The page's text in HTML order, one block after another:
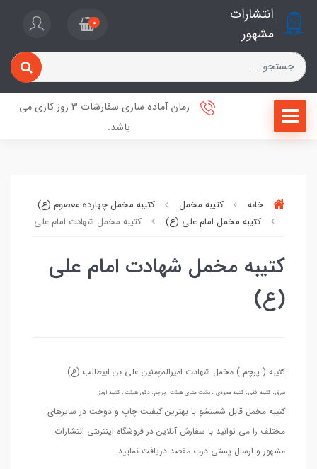
انتشارات
مشهور
0
زمان آماده سازی سفارشات 3 روز کاری می
باشد.
خانه کتیبه مخمل
کتیبه مخمل چهارده معصوم (ع)
کتیبه مخمل امام علی (ع)
کتیبه مخمل شهادت امام علی (ع)
کتیبه مخمل شهادت امام علی
(ع)
کتیبه ( پرچم ) مخمل شهادت امیرالمومنین علی بن ابیطالب (ع)
بیرق ، کتیبه افقی ، کتیبه عمودی ، پشت منبری هیئت ، پرچم ، دکور هیئت ، کتیبه آویز
کتیبه مخمل قابل شستشو با بهترین کیفیت چاپ و دوخت در سایزهای
مختلف را می توانید با سفارش آنلاین در فروشگاه اینترنتی انتشارات
مشهور و ارسال پستی درب مقصد دریافت نمایید.